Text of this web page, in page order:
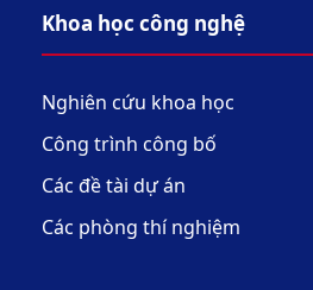
Khoa học công nghệ
Nghiên cứu khoa học
Công trình công bố
Các đề tài dự án
Các phòng thí nghiệm